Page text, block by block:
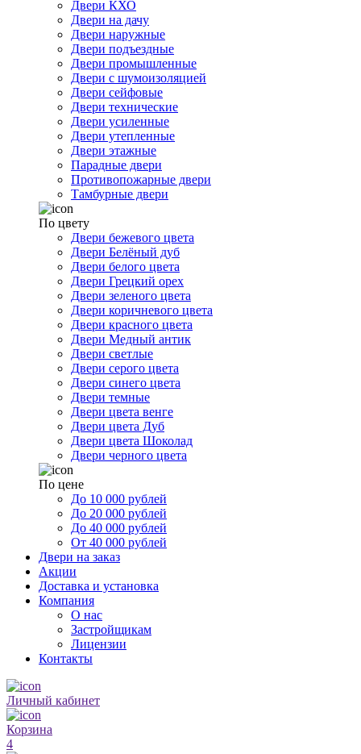
Двери КХО
Двери на дачу
Двери наружные
Двери подъездные
Двери промышленные
Двери с шумоизоляцией
Двери сейфовые
Двери технические
Двери усиленные
Двери утепленные
Двери этажные
Парадные двери
Противопожарные двери
Тамбурные двери
По цвету
Двери бежевого цвета
Двери Белёный дуб
Двери белого цвета
Двери Грецкий орех
Двери зеленого цвета
Двери коричневого цвета
Двери красного цвета
Двери Медный антик
Двери светлые
Двери серого цвета
Двери синего цвета
Двери темные
Двери цвета венге
Двери цвета Дуб
Двери цвета Шоколад
Двери черного цвета
По цене
До 10 000 рублей
До 20 000 рублей
До 40 000 рублей
От 40 000 рублей
Двери на заказ
Акции
Доставка и установка
Компания
О нас
Застройщикам
Лицензии
Контакты
Личный кабинет
Корзина
4